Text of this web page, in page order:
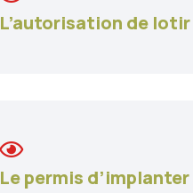
L’autorisation de lotir
Le permis d’implanter